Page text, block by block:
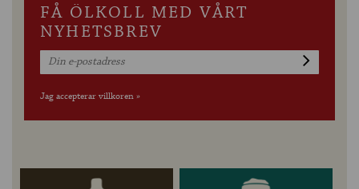
FÅ ÖLKOLL MED VÅRT
NYHETSBREV
Jag accepterar villkoren »